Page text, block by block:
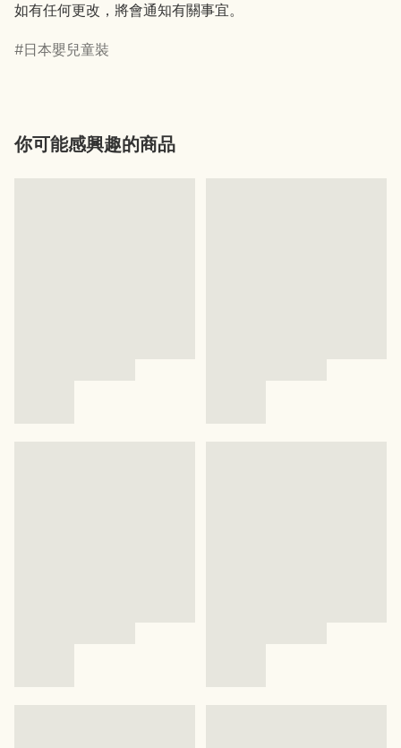
如有任何更改，將會通知有關事宜。
日本嬰兒童裝
你可能感興趣的商品